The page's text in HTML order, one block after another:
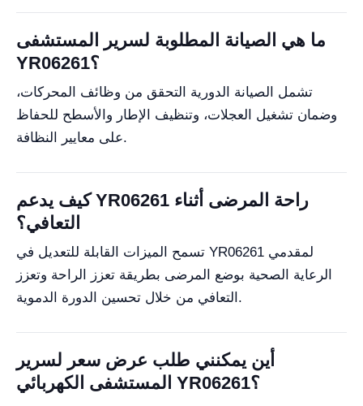
ما هي الصيانة المطلوبة لسرير المستشفى
YR06261؟
تشمل الصيانة الدورية التحقق من وظائف المحركات،
وضمان تشغيل العجلات، وتنظيف الإطار والأسطح للحفاظ
على معايير النظافة.
كيف يدعم YR06261 راحة المرضى أثناء
التعافي؟
تسمح الميزات القابلة للتعديل في YR06261 لمقدمي
الرعاية الصحية بوضع المرضى بطريقة تعزز الراحة وتعزز
التعافي من خلال تحسين الدورة الدموية.
أين يمكنني طلب عرض سعر لسرير
المستشفى الكهربائي YR06261؟